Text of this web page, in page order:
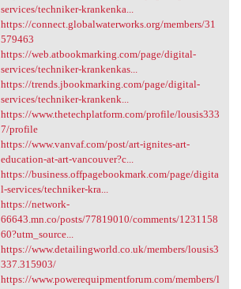
services/techniker-krankenka...
https://connect.globalwaterworks.org/members/31
579463
https://web.atbookmarking.com/page/digital-
services/techniker-krankenkas...
https://trends.jbookmarking.com/page/digital-
services/techniker-krankenk...
https://www.thetechplatform.com/profile/lousis333
7/profile
https://www.vanvaf.com/post/art-ignites-art-
education-at-art-vancouver?c...
https://business.offpagebookmark.com/page/digita
l-services/techniker-kra...
https://network-
66643.mn.co/posts/77819010/comments/1231158
60?utm_source...
https://www.detailingworld.co.uk/members/lousis3
337.315903/
https://www.powerequipmentforum.com/members/l